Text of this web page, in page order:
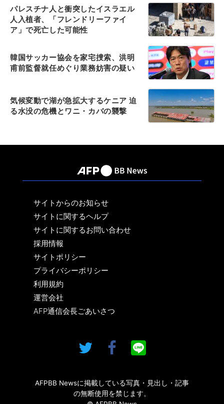
パレスチナ人と衝突したイスラエル
人入植者、「フレンドリーファイ
ア」で死亡した可能性
韓国サッカー協会を家宅捜索、洪明
甫前監督就任めぐり業務妨害の疑い
気候変動で湖が急拡大するケニア 迫
る水没の危機とワニ・カバの襲撃
サイトからのお知らせ
サイトに関するヘルプ
サイトに関するお問い合わせ
採用情報
サイトポリシー
プライバシーポリシー
利用規約
運営会社
AFP通信会長ごあいさつ
AFPBB Newsに掲載している写真・見出し・記事
の無断使用を禁じます。